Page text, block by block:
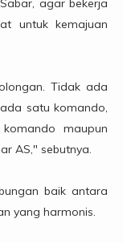
agar bekerja
untuk kemajuan
Tidak ada
satu komando,
maupun
AS," sebutnya.
baik antara
yang harmonis.